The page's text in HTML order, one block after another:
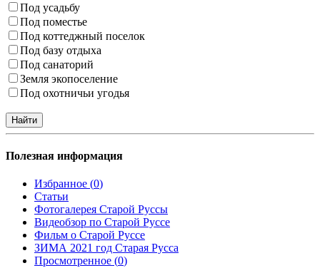
Под усадьбу
Под поместье
Под коттеджный поселок
Под базу отдыха
Под санаторий
Земля экопоселение
Под охотничьи угодья
Полезная информация
Избранное (0)
Статьи
Фотогалерея Старой Руссы
Видеобзор по Старой Руссе
Фильм о Старой Руссе
ЗИМА 2021 год Старая Русса
Просмотренное (0)